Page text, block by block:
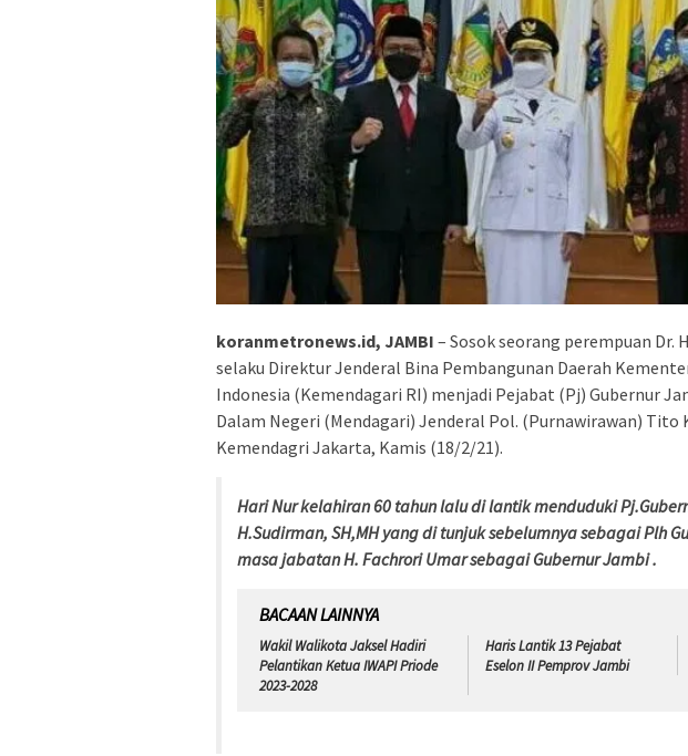
koranmetronews.id, JAMBI – Sosok seorang perempuan Dr.
selaku Direktur Jenderal Bina Pembangunan Daerah
Indonesia (Kemendagari RI) menjadi Pejabat (Pj) Gubernur
Dalam Negeri (Mendagari) Jenderal Pol. (Purnawirawan) Tito
Kemendagri Jakarta, Kamis (18/2/21).
Hari Nur kelahiran 60 tahun lalu di lantik menduduki
H.Sudirman, SH,MH yang di tunjuk sebelumnya sebagai Plh
masa jabatan H. Fachrori Umar sebagai Gubernur Jambi .
BACAAN LAINNYA
Wakil Walikota Jaksel Hadiri
Pelantikan Ketua IWAPI Priode
2023-2028
Haris Lantik 13 Pejabat
Eselon II Pemprov Jambi